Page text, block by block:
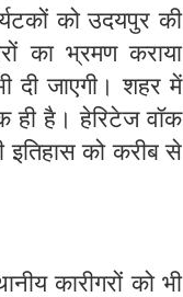
को उदयपुर की
का भ्रमण कराया
दी जाएगी। शहर में
ही है। हेरिटेज वॉक
इतिहास को करीब से
कारीगरों को भी